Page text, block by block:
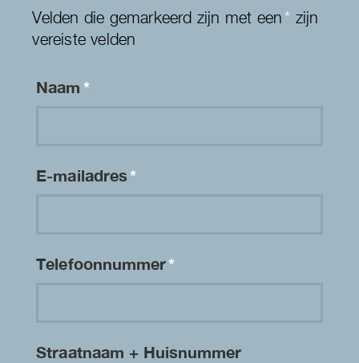
Velden die gemarkeerd zijn met een* zijn
vereiste velden
Naam*
E-mailadres*
Telefoonnummer*
Straatnaam + Huisnummer